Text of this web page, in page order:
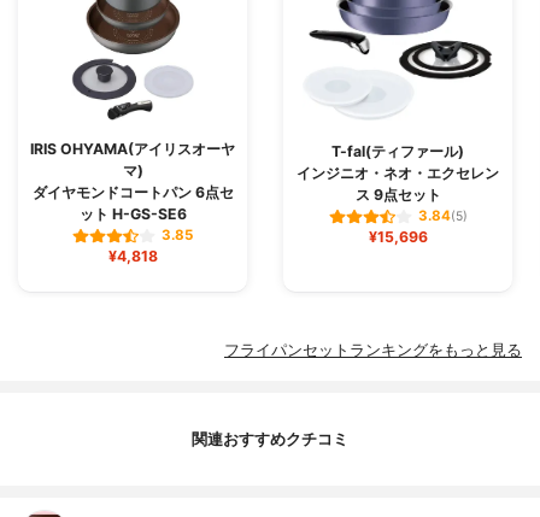
IRIS OHYAMA(アイリスオーヤ
マ)
ダイヤモンドコートパン 6点セ
ット H-GS-SE6
3.85
¥4,818
T-fal(ティファール)
インジニオ・ネオ・エクセレン
ス 9点セット
3.84(5)
¥15,696
フライパンセットランキングをもっと見る
関連おすすめクチコミ